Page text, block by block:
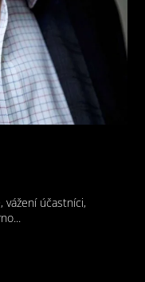
vážení účastníci,